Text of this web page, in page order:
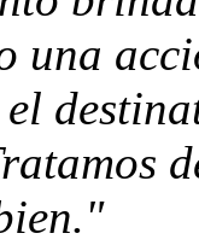
una